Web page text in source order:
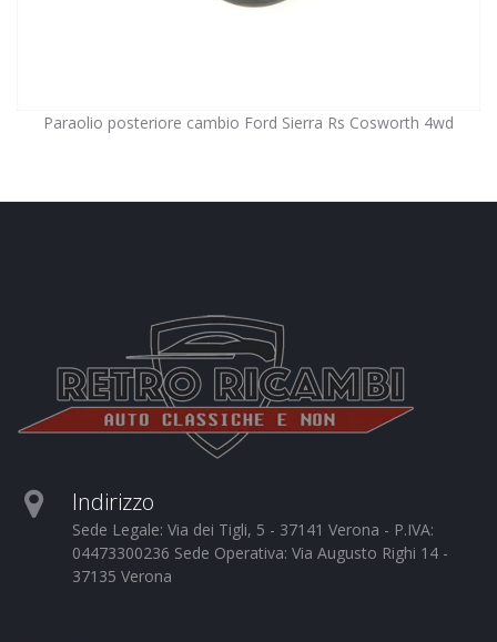
Paraolio posteriore cambio Ford Sierra Rs Cosworth 4wd
Indirizzo
Sede Legale: Via dei Tigli, 5 - 37141 Verona - P.IVA:
04473300236 Sede Operativa: Via Augusto Righi 14 -
37135 Verona